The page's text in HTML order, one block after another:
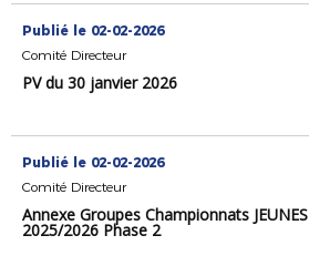
Publié le 02-02-2026
Comité Directeur
PV du 30 janvier 2026
Publié le 02-02-2026
Comité Directeur
Annexe Groupes Championnats JEUNES
2025/2026 Phase 2